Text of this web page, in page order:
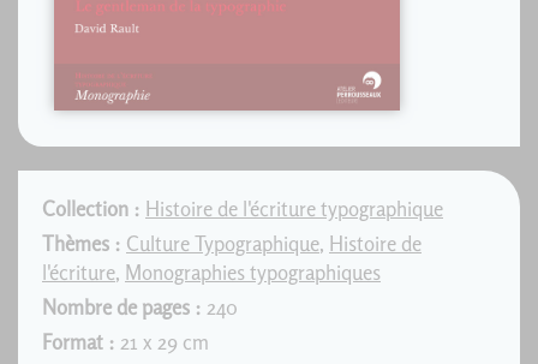
Collection : Histoire de l'écriture typographique
Thèmes : Culture Typographique, Histoire de
l'écriture, Monographies typographiques
Nombre de pages : 240
Format : 21 x 29 cm